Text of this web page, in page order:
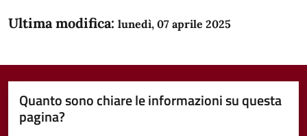
Ultima modifica: lunedì, 07 aprile 2025
Quanto sono chiare le informazioni su questa
pagina?